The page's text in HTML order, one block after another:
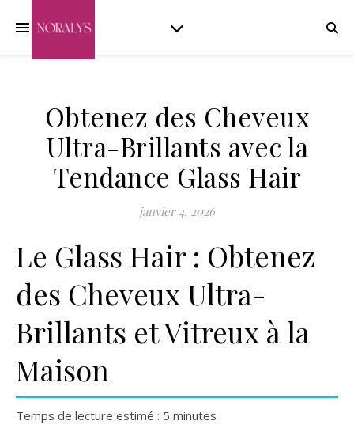
Obtenez des Cheveux
Ultra-Brillants avec la
Tendance Glass Hair
janvier 4, 2026
Le Glass Hair : Obtenez
des Cheveux Ultra-
Brillants et Vitreux à la
Maison
Temps de lecture estimé : 5 minutes